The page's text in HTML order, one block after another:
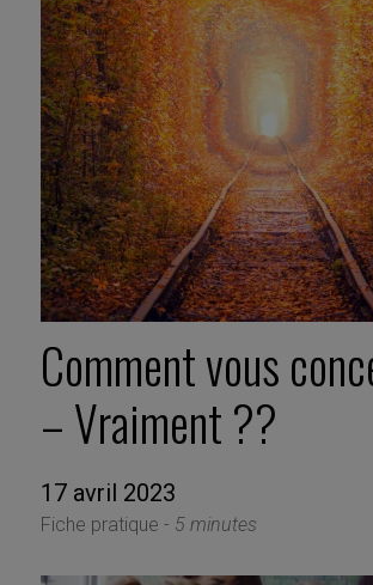
Comment vous
– Vraiment ??
17 avril 2023
Fiche pratique - 5 minutes